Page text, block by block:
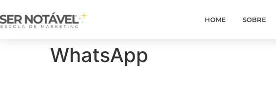
HOME SOBRE
WhatsApp